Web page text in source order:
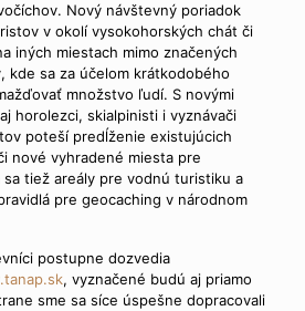
Nový návštevný poriadok
v okolí vysokohorských chát či
iných miestach mimo značených
kde sa za účelom krátkodobého
množstvo ľudí. S novými
horolezci, skialpinisti i vyznávači
poteší predĺženie existujúcich
nové vyhradené miesta pre
tiež areály pre vodnú turistiku a
pre geocaching v národnom
postupne dozvedia
, vyznačené budú aj priamo
sme sa síce úspešne dopracovali